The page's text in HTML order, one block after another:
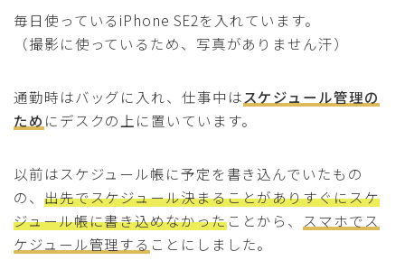
毎日使っているiPhone SE2を入れています。
（撮影に使っているため、写真がありません汗）
通勤時はバッグに入れ、仕事中はスケジュール管理の
ため にデスクの上に置いています。
以前はスケジュール帳に予定を書き込んでいたもの
の、 出先でスケジュール決まることがありすぐにスケ
ジュール帳に書き込めなかったことから、 スマホでス
ケジュール管理する ことにしました。